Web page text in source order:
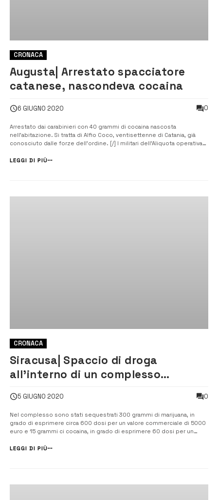
CRONACA
Augusta| Arrestato spacciatore
catanese, nascondeva cocaina
6 GIUGNO 2020 0
Arrestato dai carabinieri con 40 grammi di cocaina nascosta
nell’abitazione. Si tratta di Alfio Coco, ventisettenne di Catania, già
conosciuto dalle forze dell’ordine. [/] I militari dell’Aliquota operativa
reato per detenzione ai fini di spaccio di sostanze stupef...
LEGGI DI PIÙ
CRONACA
Siracusa| Spaccio di droga
all’interno di un complesso
tre giovani
5 GIUGNO 2020 0
Nel complesso sono stati sequestrati 300 grammi di marijuana, in
grado di esprimere circa 600 dosi per un valore commerciale di 5000
euro e 15 grammi ci cocaina, in grado di esprimere 60 dosi per un
nell’ambito del contrasto alle piazze dello spaccio […]
LEGGI DI PIÙ